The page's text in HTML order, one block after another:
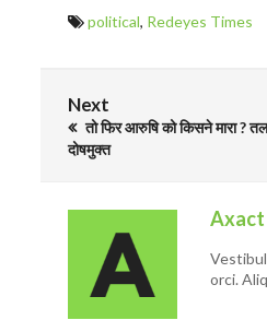
political, Redeyes Times
Next
तो फिर आरुषि को किसने मारा ?
दोषमुक्त
Axact
orci.